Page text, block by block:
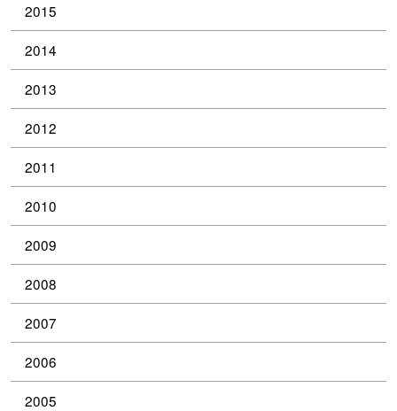
2015
2014
2013
2012
2011
2010
2009
2008
2007
2006
2005